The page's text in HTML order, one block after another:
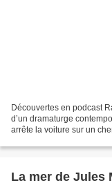
Découvertes en podcast
d’un dramaturge
arrête la voiture sur un
La mer de Jules